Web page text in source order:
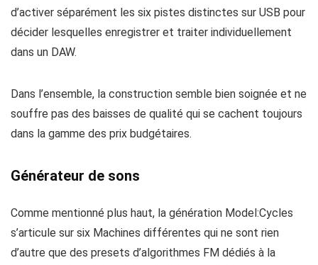
d’activer séparément les six pistes distinctes sur USB pour
décider lesquelles enregistrer et traiter individuellement
dans un DAW.
Dans l’ensemble, la construction semble bien soignée et ne
souffre pas des baisses de qualité qui se cachent toujours
dans la gamme des prix budgétaires.
Générateur de sons
Comme mentionné plus haut, la génération Model:Cycles
s’articule sur six Machines différentes qui ne sont rien
d’autre que des presets d’algorithmes FM dédiés à la